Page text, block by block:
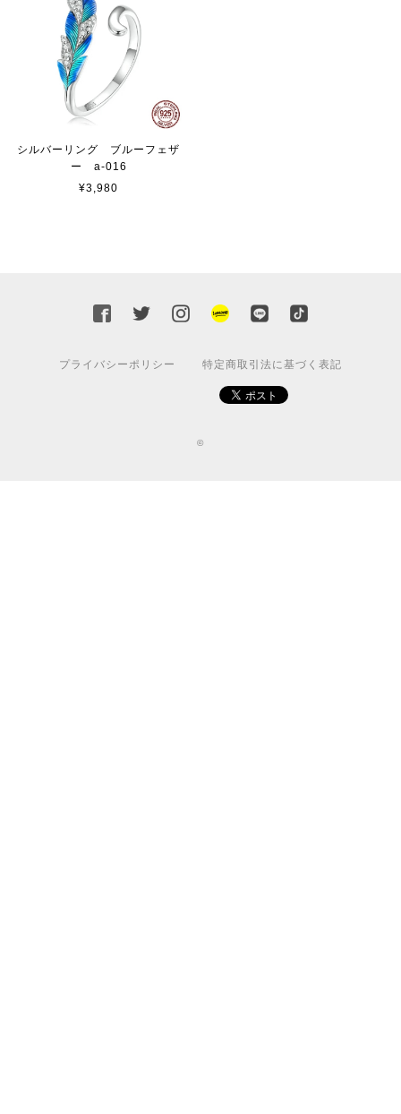
シルバーリング ブルーフェザ
ー a-016
¥3,980
プライバシーポリシー 特定商取引法に基づく表記
©